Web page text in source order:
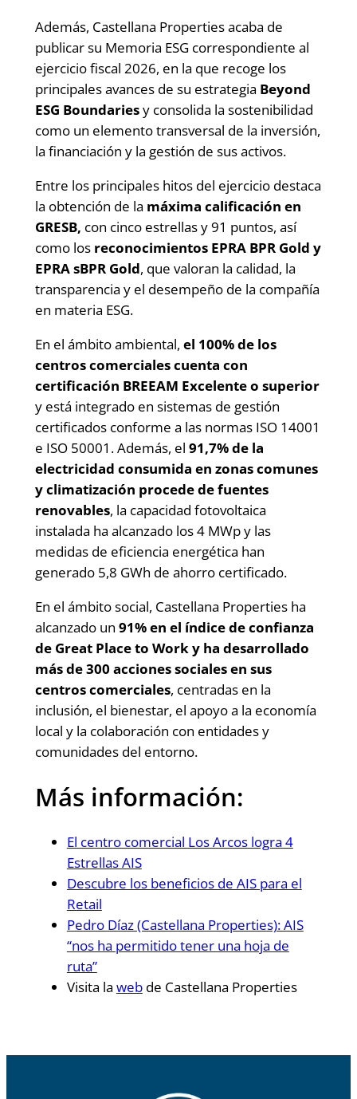
Además, Castellana Properties acaba de
publicar su Memoria ESG correspondiente al
ejercicio fiscal 2026, en la que recoge los
principales avances de su estrategia Beyond
ESG Boundariesy consolida la sostenibilidad
como un elemento transversal de la inversión,
la financiación y la gestión de sus activos.
Entre los principales hitos del ejercicio destaca
la obtención de la máxima calificación en
GRESB, con cinco estrellas y 91 puntos, así
como los reconocimientos EPRA BPR Gold y
EPRA sBPR Gold, que valoran la calidad, la
transparencia y el desempeño de la compañía
en materia ESG.
En el ámbito ambiental, el 100% de los
centros comerciales cuenta con
certificación BREEAM Excelente o superior
y está integrado en sistemas de gestión
certificados conforme a las normas ISO 14001
e ISO 50001. Además, el 91,7% de la
electricidad consumida en zonas comunes
y climatización procede de fuentes
renovables, la capacidad fotovoltaica
instalada ha alcanzado los 4 MWp y las
medidas de eficiencia energética han
generado 5,8 GWh de ahorro certificado.
En el ámbito social, Castellana Properties ha
alcanzado un 91% en el índice de confianza
de Great Place to Work y ha desarrollado
más de 300 acciones sociales en sus
centros comerciales, centradas en la
inclusión, el bienestar, el apoyo a la economía
local y la colaboración con entidades y
comunidades del entorno.
Más información:
El centro comercial Los Arcos logra 4
Estrellas AIS
Descubre los beneficios de AIS para el
Retail
Pedro Díaz (Castellana Properties): AIS
“nos ha permitido tener una hoja de
ruta”
Visita la webde Castellana Properties